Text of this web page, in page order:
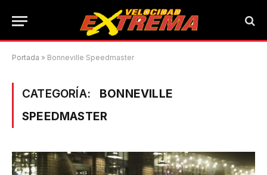
Portada » Bonneville Speedmaster
CATEGORÍA:
BONNEVILLE
SPEEDMASTER